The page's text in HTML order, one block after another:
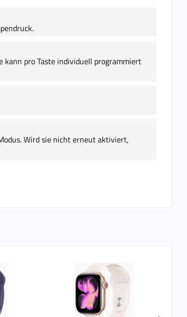
kann pro Taste individuell programmiert
Wird sie nicht erneut aktiviert,